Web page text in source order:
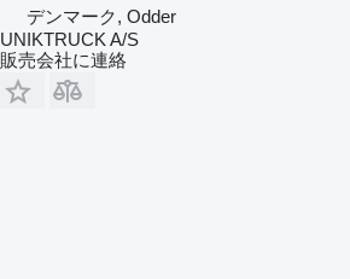
デンマーク, Odder
UNIKTRUCK A/S
販売会社に連絡